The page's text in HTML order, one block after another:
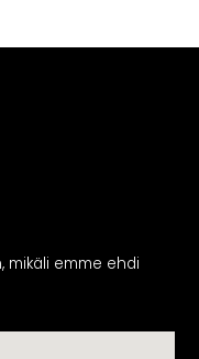
mikäli emme ehdi